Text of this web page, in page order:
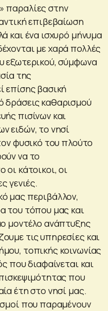
παραλίες στην
επιβεβαίωση
και ένα ισχυρό μήνυμα
με χαρά πολλές
εξωτερικού, σύμφωνα
της
επίσης βασική
καθαρισμού
πισίνων και
ειδών, το νησί
φυσικό του πλούτο
να το
κάτοικοι, οι
γενιές.
μας περιβάλλον,
του τόπου μας και
μοντέλο ανάπτυξης
τις υπηρεσίες και
τοπικής κοινωνίας
που διαφαίνεται και
που
έτη στο νησί μας.
που παραμένουν